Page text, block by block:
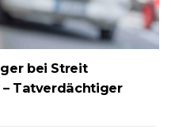
bei Streit
Tatverdächtiger